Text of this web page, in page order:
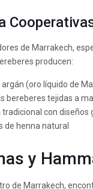
de Marrakech,
producen:
(oro líquido de
bereberes tejidas a
tradicional con diseños
de henna natural
y
de Marrakech,